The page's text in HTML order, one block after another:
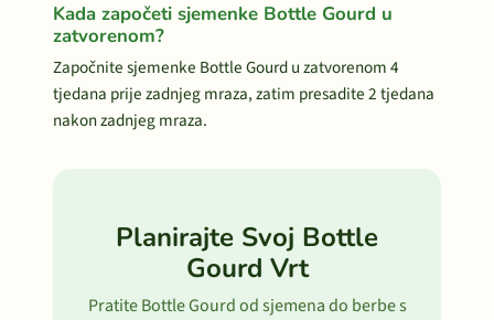
Kada započeti sjemenke Bottle Gourd u
zatvorenom?
Započnite sjemenke Bottle Gourd u zatvorenom 4
tjedana prije zadnjeg mraza, zatim presadite 2 tjedana
nakon zadnjeg mraza.
Planirajte Svoj Bottle
Gourd Vrt
Pratite Bottle Gourd od sjemena do berbe s